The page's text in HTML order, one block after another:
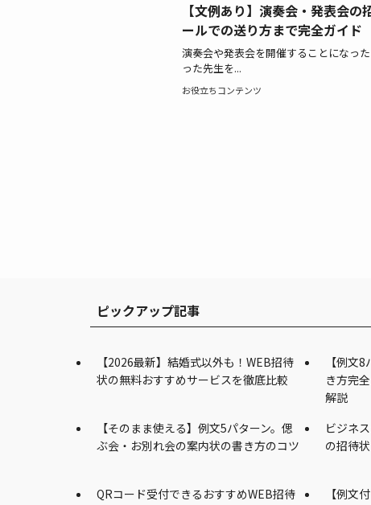
【文例あり】演奏会・発表会
ールでの送り方まで完全ガイド
演奏会や発表会を開催することになっ
った先生を...
お役立ちコンテンツ
ピックアップ記事
【2026最新】結婚式以外も！WEB招待
状の無料おすすめサービスを徹底比較
【例文
き方完
解説
【そのまま使える】例文5パターン。偲
ぶ会・お別れ会の案内状の書き方のコツ
ビジネ
の招待
QRコード受付できるおすすめWEB招待
【例文